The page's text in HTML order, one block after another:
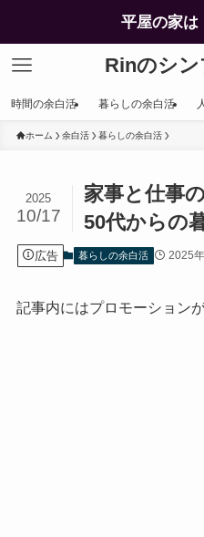
平屋の家は
Rinのシ
時間の余白活 暮らしの余白活
ホーム 余白活 暮らしの余白活
家事と仕事
50代からの
2025
10/17
広告 暮らしの余白活 2025
記事内にはプロモーション